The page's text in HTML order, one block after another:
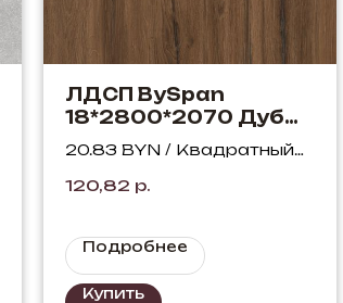
ЛДСП BySpan
18*2800*2070 Дуб
Элисон темный 396
WML
20.83 BYN / Квадратный
120,82 р.
Подробнее
Купить